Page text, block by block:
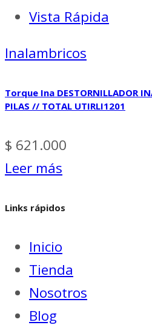
Vista Rápida
Inalambricos
Torque Ina DESTORNILLADOR
PILAS // TOTAL UTIRLI1201
$ 621.000
Leer más
Links rápidos
Inicio
Tienda
Nosotros
Blog